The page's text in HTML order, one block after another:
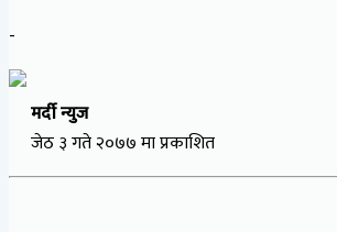
-
मर्दी न्युज
जेठ ३ गते २०७७ मा प्रकाशित